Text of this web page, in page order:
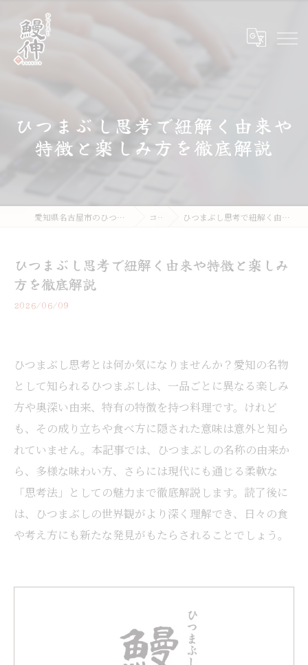
ひつまぶし思考で紐解く由来や
特徴と楽しみ方を徹底解説
愛知県名古屋市のひつまぶしならひつまぶし鰻伸 コラム ひつまぶし思考で紐解く由来や特徴と楽しみ方を徹底解説
ひつまぶし思考で紐解く由来や特徴と楽しみ
方を徹底解説
2026/06/09
ひつまぶし思考とは何か気になりませんか？愛知の名物
として知られるひつまぶしは、一品ごとに異なる楽しみ
方や奥深い由来、特有の特徴を持つ料理です。けれど
も、その成り立ちや食べ方に隠された意味は意外と知ら
れていません。本記事では、ひつまぶしの名称の由来か
ら、多様な味わい方、さらには現代にも通じる柔軟な
「思考法」としての魅力まで徹底解説します。読了後に
は、ひつまぶしの世界観がより深く理解でき、日々の食
や考え方にも新たな発見がもたらされることでしょう。